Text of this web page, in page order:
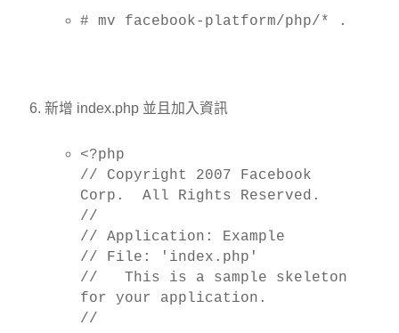
# mv facebook-platform/php/* .
新增 index.php 並且加入資訊
<?php
// Copyright 2007 Facebook
Corp. All Rights Reserved.
//
// Application: Example
// File: 'index.php'
// This is a sample skeleton
for your application.
//